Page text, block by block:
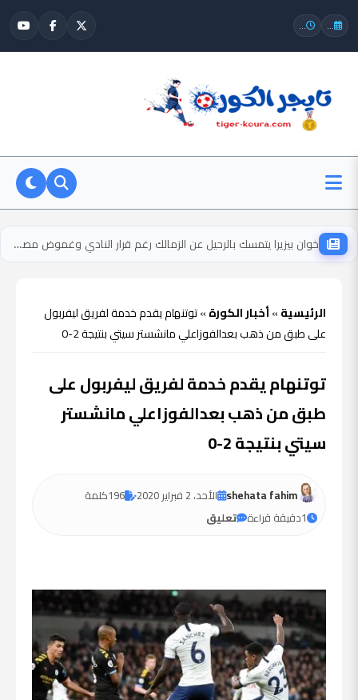
...
...
خوان بيزيرا يتمسك بالرحيل عن الزمالك رغم قرار النادي وغموض مصيره
الرئيسية»أخبار الكورة»توتنهام يقدم خدمة لفريق ليفربول
على طبق من ذهب بعدالفوزاعلي مانشستر سيتي بنتيجة 2-0
توتنهام يقدم خدمة لفريق ليفربول على
طبق من ذهب بعدالفوزاعلي مانشستر
سيتي بنتيجة 2-0
shehata fahim الأحد، 2 فبراير 2020 196كلمة
1دقيقة قراءة تعليق